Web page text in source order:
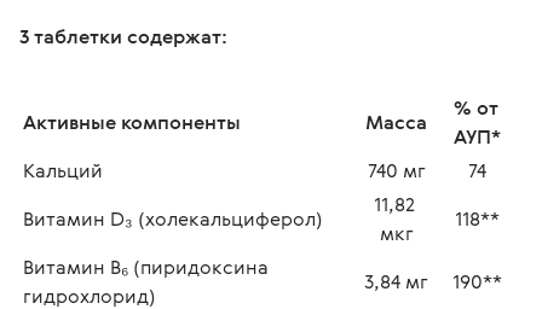
3 таблетки содержат:
Активные компоненты Масса
% от
АУП*
Кальций
740 мг
74
Витамин D₃ (холекальциферол)
11,82
мкг
118**
Витамин B₆ (пиридоксина
гидрохлорид)
3,84 мг
190**